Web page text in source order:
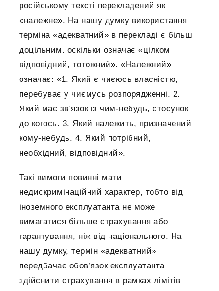
російському тексті перекладений як
«належне». На нашу думку використання
терміна «адекватний» в перекладі є більш
доцільним, оскільки означає «цілком
відповідний, тотожний». «Належний»
означає: «1. Який є чиєюсь власністю,
перебуває у чиємусь розпорядженні. 2.
Який має зв’язок із чим-небудь, стосунок
до когось. 3. Який належить, призначений
кому-небудь. 4. Який потрібний,
необхідний, відповідний».
Такі вимоги повинні мати
недискримінаційний характер, тобто від
іноземного експлуатанта не може
вимагатися більше страхування або
гарантування, ніж від національного. На
нашу думку, термін «адекватний»
передбачає обов’язок експлуатанта
здійснити страхування в рамках лімітів